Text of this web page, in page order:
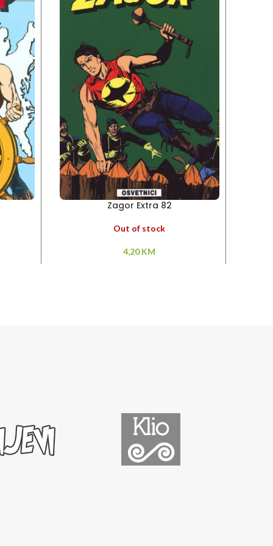
Zagor Extra 82
Out of stock
4,20KM